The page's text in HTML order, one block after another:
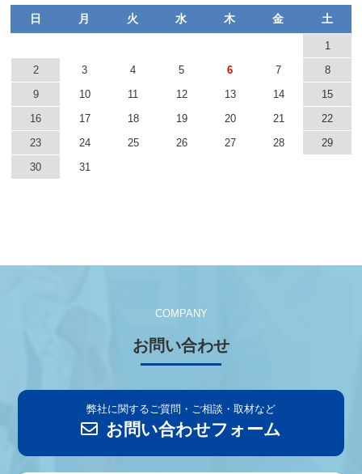
日 月 火 水 木 金 土
1
2
3 4 5 6 7
8
9
10 11 12 13 14
15
16
17 18 19 20 21
22
23
24 25 26 27 28
29
30
31
COMPANY
お問い合わせ
弊社に関するご質問・ご相談・取材など
お問い合わせフォーム